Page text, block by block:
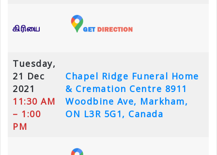
கிரியை
Tuesday,
21 Dec
2021
11:30 AM
– 1:00
PM
Chapel Ridge Funeral Home
& Cremation Centre 8911
Woodbine Ave, Markham,
ON L3R 5G1, Canada